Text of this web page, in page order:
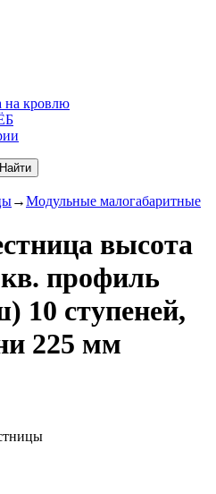
на кровлю
Найти
→Модульные малогабаритные
высота
профиль
10 ступеней,
225 мм